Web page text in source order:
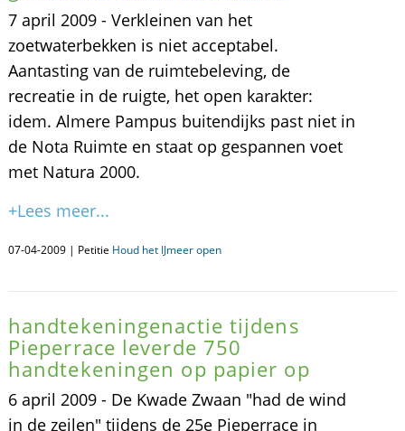
7 april 2009 - Verkleinen van het
zoetwaterbekken is niet acceptabel.
Aantasting van de ruimtebeleving, de
recreatie in de ruigte, het open karakter:
idem. Almere Pampus buitendijks past niet in
de Nota Ruimte en staat op gespannen voet
met Natura 2000.
+Lees meer...
07-04-2009 | Petitie Houd het IJmeer open
handtekeningenactie tijdens
Pieperrace leverde 750
handtekeningen op papier op
6 april 2009 - De Kwade Zwaan "had de wind
in de zeilen" tijdens de 25e Pieperrace in